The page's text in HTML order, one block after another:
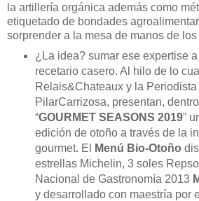
la artillería orgánica además como
etiquetado de bondades
sorprender a la mesa de manos de
¿La idea? sumar ese expertise
recetario casero. Al hilo de lo
Relais&Chateaux y la Periodista
PilarCarrizosa, presentan,
“GOURMET SEASONS 2019”
edición de otoño a través de la
gourmet. El
Menú Bio-Otoño
estrellas Michelin, 3 soles
Nacional de Gastronomía 2013
y desarrollado con maestría por